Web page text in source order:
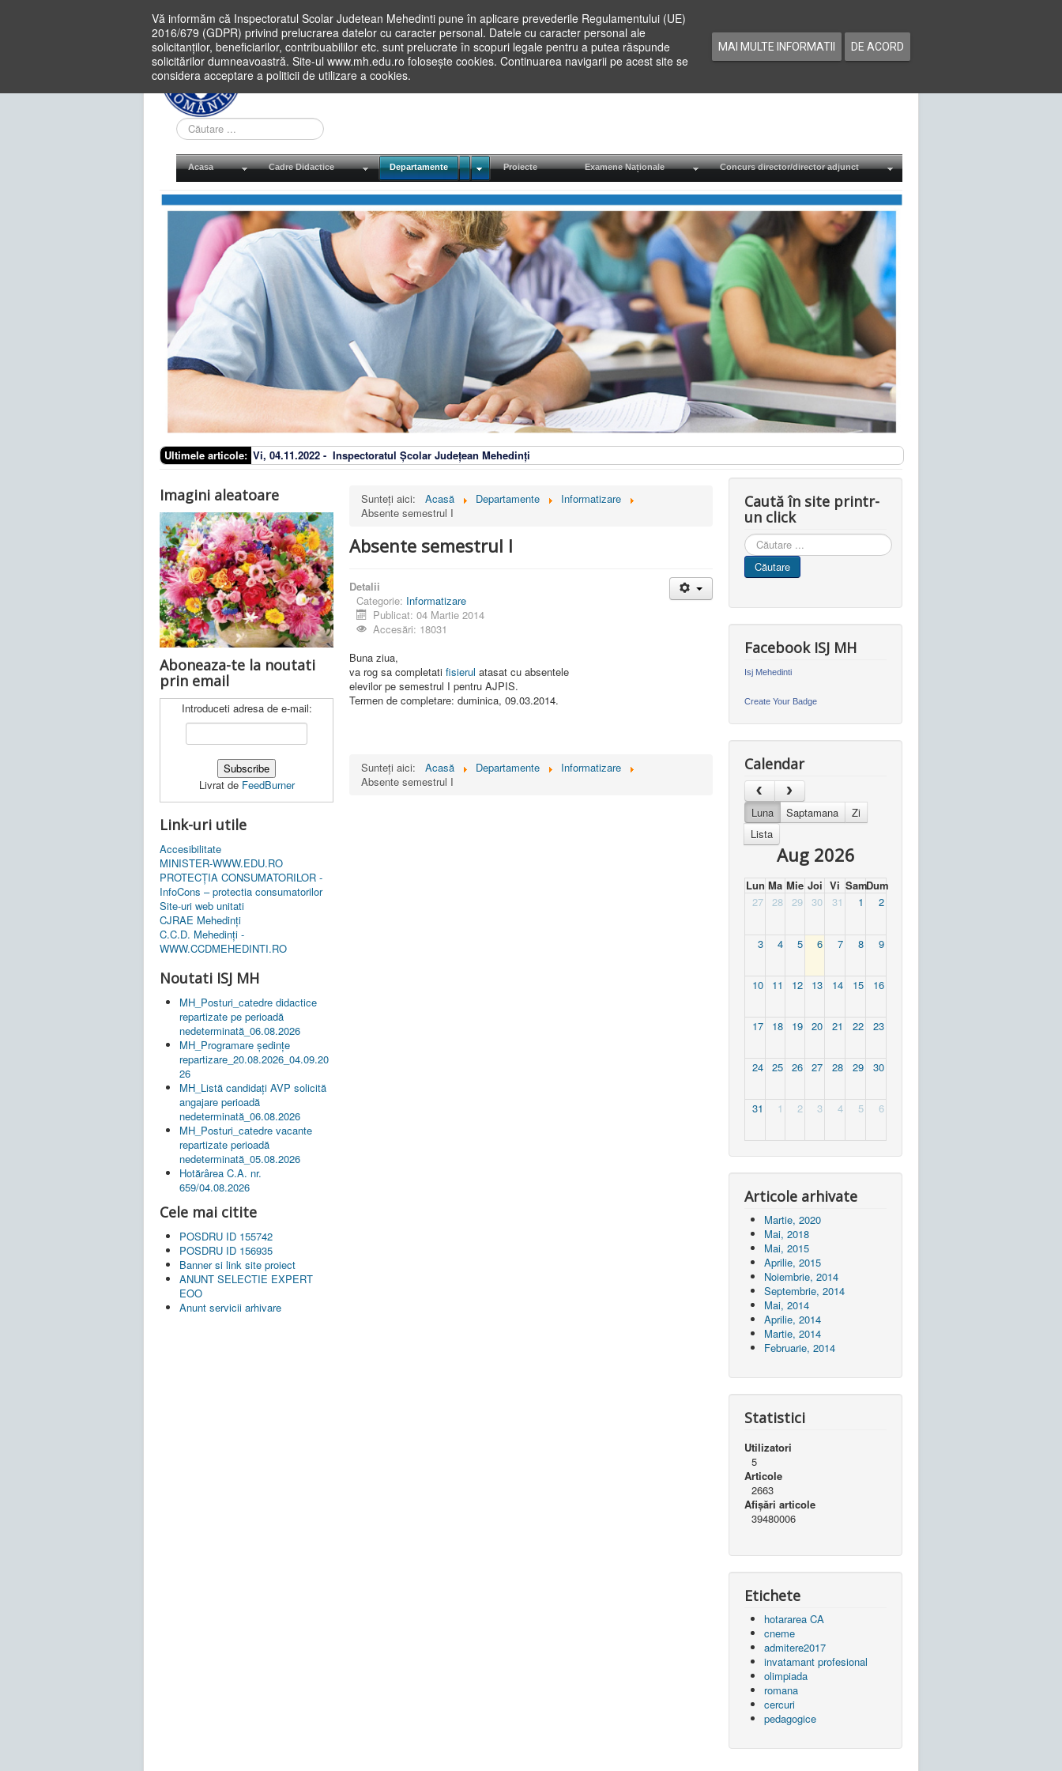
Vă informăm că Inspectoratul Scolar Judetean Mehedinti pune în aplicare prevederile Regulamentului (UE)
2016/679 (GDPR) privind prelucrarea datelor cu caracter personal. Datele cu caracter personal ale
solicitanților, beneficiarilor, contribuabililor etc. sunt prelucrate în scopuri legale pentru a putea răspunde
solicitărilor dumneavoastră. Site-ul www.mh.edu.ro folosește cookies. Continuarea navigarii pe acest site se
considera acceptare a politicii de utilizare a cookies.
MAI MULTE INFORMATII DE ACORD
Cauta
in
site
Acasa Cadre Didactice Departamente Proiecte Examene Naționale Concurs director/director adjunct
Ultimele articole: Vi, 04.11.2022 - Inspectoratul Școlar Județean Mehedinți
Imagini aleatoare
Aboneaza-te la noutati
prin email
Introduceti adresa de e-mail:
Livrat de FeedBurner
Link-uri utile
Accesibilitate
MINISTER-WWW.EDU.RO
PROTECȚIA CONSUMATORILOR -
InfoCons – protectia consumatorilor
Site-uri web unitati
CJRAE Mehedinți
C.C.D. Mehedinţi -
WWW.CCDMEHEDINTI.RO
Noutati ISJ MH
MH_Posturi_catedre didactice
repartizate pe perioadă
nedeterminată_06.08.2026
MH_Programare ședințe
repartizare_20.08.2026_04.09.20
26
MH_Listă candidați AVP solicită
angajare perioadă
nedeterminată_06.08.2026
MH_Posturi_catedre vacante
repartizate perioadă
nedeterminată_05.08.2026
Hotărârea C.A. nr.
659/04.08.2026
Cele mai citite
POSDRU ID 155742
POSDRU ID 156935
Banner si link site proiect
ANUNT SELECTIE EXPERT
EOO
Anunt servicii arhivare
Sunteți aici: Acasă Departamente
Informatizare
Absente semestrul I
Absente semestrul I
Detalii
Categorie: Informatizare
Publicat: 04 Martie 2014
Accesări: 18031
Buna ziua,
va rog sa completati fisierul atasat cu absentele
elevilor pe semestrul I pentru AJPIS.
Termen de completare: duminica, 09.03.2014.
Sunteți aici: Acasă Departamente
Informatizare
Absente semestrul I
Caută în site printr-
un click
Cauta
in
site
Căutare
Facebook ISJ MH
Isj Mehedinti
Create Your Badge
Calendar
Luna Saptamana
Zi
Lista
Aug 2026
Lun Ma Mie Joi Vi SamDum
27
28 29 30 31 1 2
3 4 5 6 7 8 9
10 11 12 13 14 15 16
17 18 19 20 21 22 23
24 25 26 27 28 29 30
31 1 2 3 4 5 6
Articole arhivate
Martie, 2020
Mai, 2018
Mai, 2015
Aprilie, 2015
Noiembrie, 2014
Septembrie, 2014
Mai, 2014
Aprilie, 2014
Martie, 2014
Februarie, 2014
Statistici
Utilizatori
5
Articole
2663
Afișări articole
39480006
Etichete
hotararea CA
cneme
admitere2017
invatamant profesional
olimpiada
romana
cercuri
pedagogice